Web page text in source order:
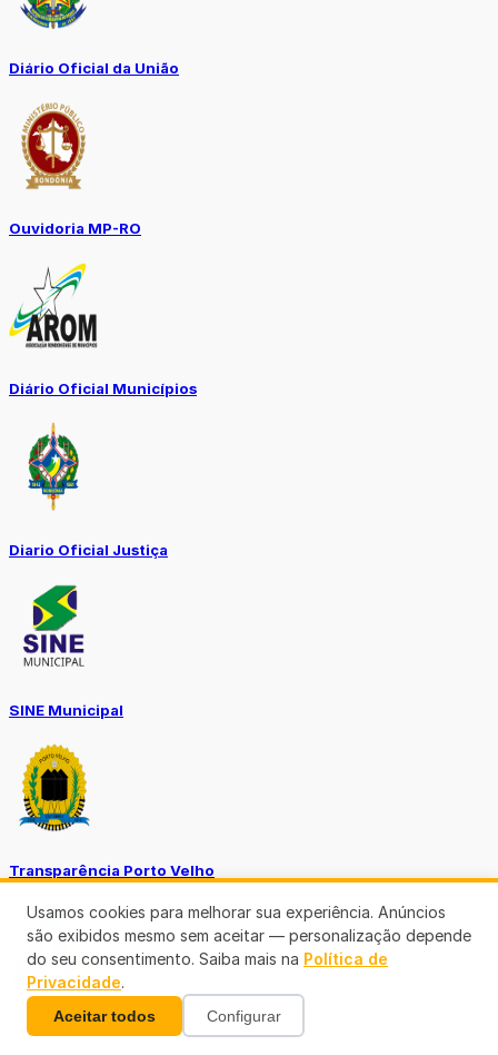
Diário Oficial da União
Ouvidoria MP-RO
Diário Oficial Municípios
Diario Oficial Justiça
SINE Municipal
Transparência Porto Velho
SEMUSA
Usamos cookies para melhorar sua experiência. Anúncios
são exibidos mesmo sem aceitar — personalização depende
do seu consentimento. Saiba mais na Política de
Privacidade.
Aceitar todos Configurar